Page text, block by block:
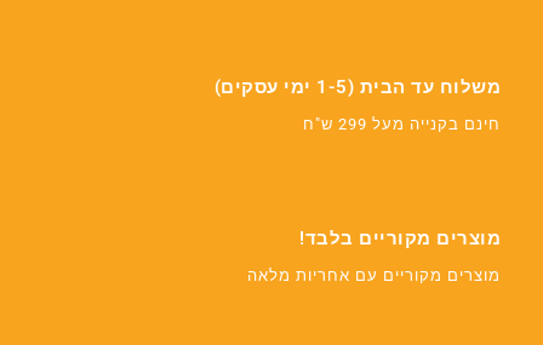
משלוח עד הבית (1-5 ימי עסקים)
חינם בקנייה מעל 299 ש"ח
מוצרים מקוריים בלבד!
מוצרים מקוריים עם אחריות מלאה